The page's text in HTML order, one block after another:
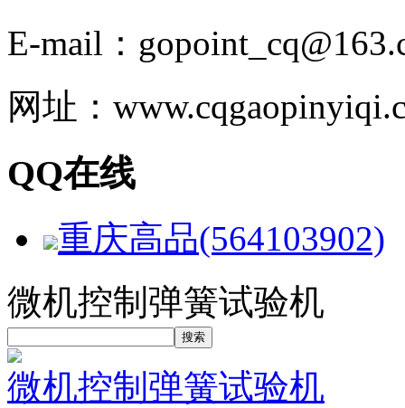
E-mail：
网址：
QQ在线
重庆高品(564103902)
微机控制弹簧试验机
微机控制弹簧试验机